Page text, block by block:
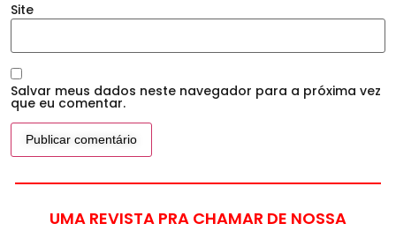
Site
Salvar meus dados neste navegador para a próxima vez
que eu comentar.
UMA REVISTA PRA CHAMAR DE NOSSA